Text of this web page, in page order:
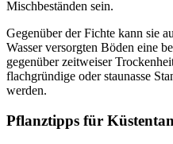
Mischbeständen sein.
Gegenüber der Fichte kann sie
Wasser versorgten Böden eine
gegenüber zeitweiser
flachgründige oder staunasse
werden.
Pflanztipps für